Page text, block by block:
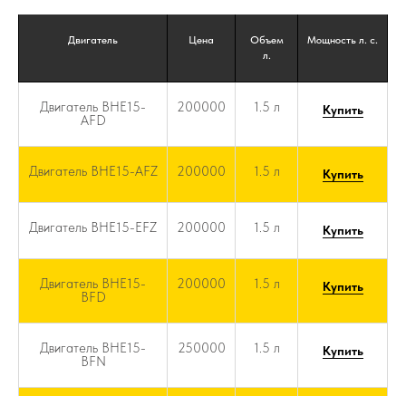
Двигатель Цена
Объем
л.
Мощность л. с.
Двигатель BHE15-
AFD
200000 1.5 л Купить
Двигатель BHE15-AFZ 200000 1.5 л Купить
Двигатель BHE15-EFZ 200000 1.5 л Купить
Двигатель BHE15-
BFD
200000 1.5 л Купить
Двигатель BHE15-
BFN
250000 1.5 л Купить